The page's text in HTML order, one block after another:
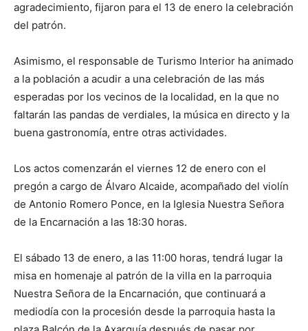
agradecimiento, fijaron para el 13 de enero la celebración
del patrón.
Asimismo, el responsable de Turismo Interior ha animado
a la población a acudir a una celebración de las más
esperadas por los vecinos de la localidad, en la que no
faltarán las pandas de verdiales, la música en directo y la
buena gastronomía, entre otras actividades.
Los actos comenzarán el viernes 12 de enero con el
pregón a cargo de Álvaro Alcaide, acompañado del violín
de Antonio Romero Ponce, en la Iglesia Nuestra Señora
de la Encarnación a las 18:30 horas.
El sábado 13 de enero, a las 11:00 horas, tendrá lugar la
misa en homenaje al patrón de la villa en la parroquia
Nuestra Señora de la Encarnación, que continuará a
mediodía con la procesión desde la parroquia hasta la